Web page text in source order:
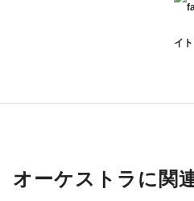
イト
オーケストラに関